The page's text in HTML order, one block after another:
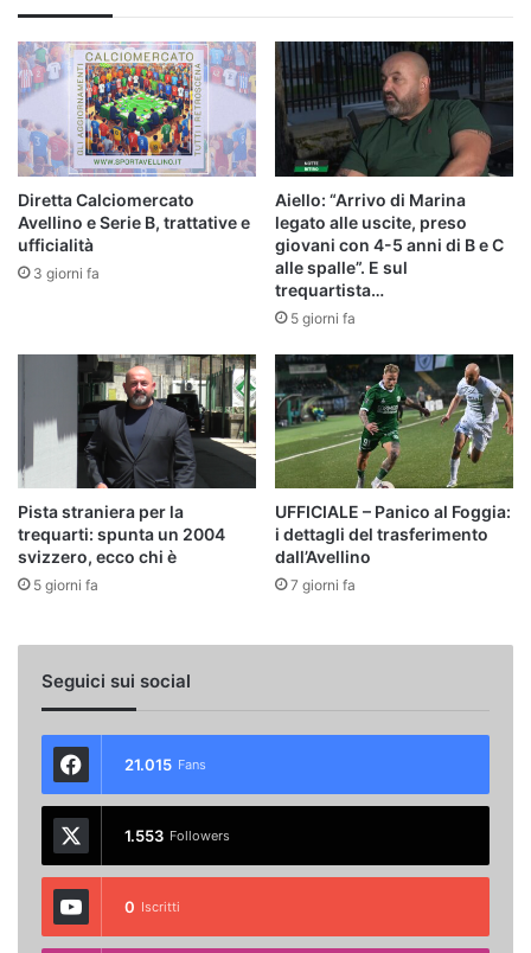
Diretta Calciomercato
Avellino e Serie B, trattative e
ufficialità
3 giorni fa
Aiello: “Arrivo di Marina
legato alle uscite, preso
giovani con 4-5 anni di B e C
alle spalle”. E sul
trequartista…
5 giorni fa
Pista straniera per la
trequarti: spunta un 2004
svizzero, ecco chi è
5 giorni fa
UFFICIALE – Panico al Foggia:
i dettagli del trasferimento
dall’Avellino
7 giorni fa
Seguici sui social
21.015 Fans
1.553 Followers
0 Iscritti